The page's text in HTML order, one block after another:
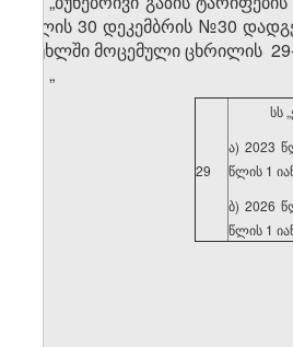
წლის 30 დეკემბრის №30
მუხლში მოცემული ცხრილის
„
29
სს
ა) 2023
წლის 1
ბ) 2026
წლის 1